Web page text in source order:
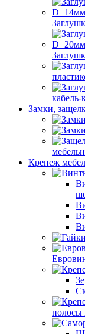
кабель-
Замки,
Крепеж
полосы